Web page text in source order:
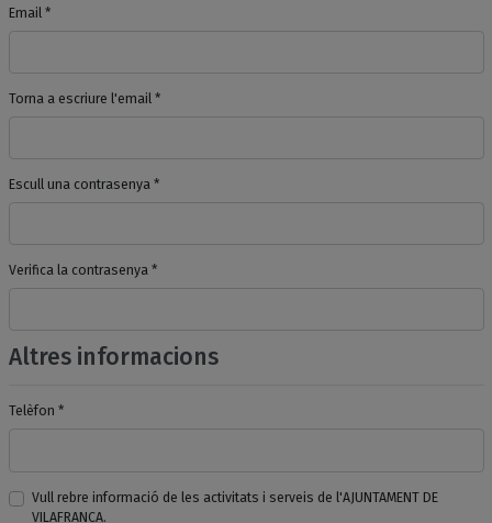
Email *
Torna a escriure l'email *
Escull una contrasenya *
Verifica la contrasenya *
Altres informacions
Telèfon *
Vull rebre informació de les activitats i serveis de l'AJUNTAMENT DE
VILAFRANCA.